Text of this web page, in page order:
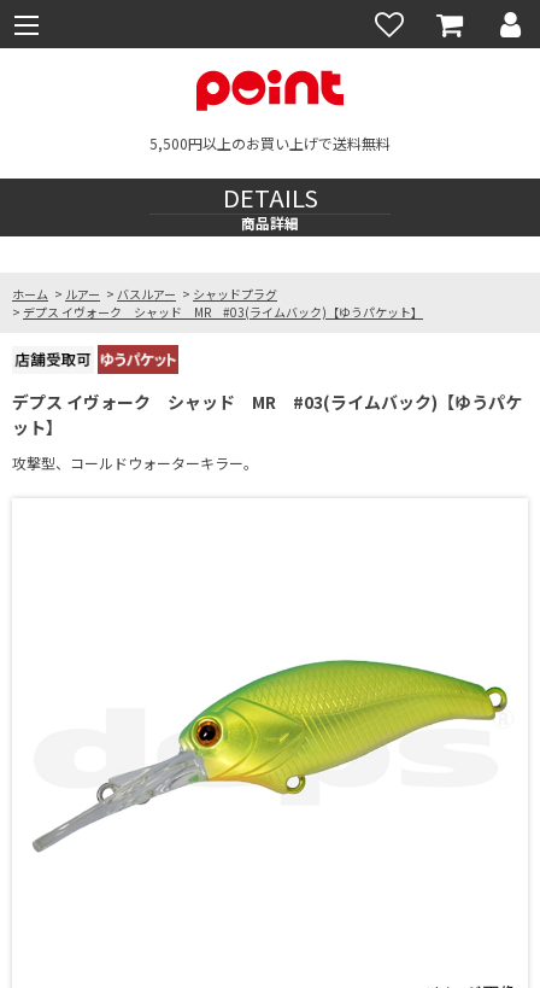
5,500円以上のお買い上げで送料無料
DETAILS
商品詳細
ホーム > ルアー > バスルアー > シャッドプラグ
> デプス イヴォーク シャッド MR #03(ライムバック)【ゆうパケット】
デプス イヴォーク シャッド MR #03(ライムバック)【ゆうパケ
ット】
攻撃型、コールドウォーターキラー。